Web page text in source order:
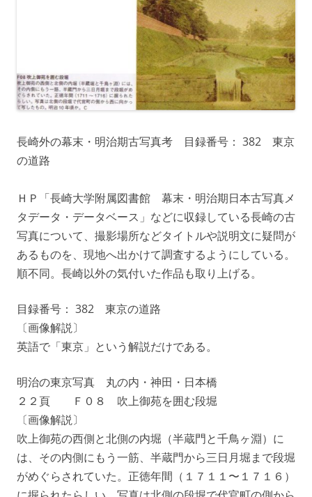
長崎外の幕末・明治期古写真考 目録番号： 382 東京
の道路
ＨＰ「長崎大学附属図書館 幕末・明治期日本古写真メ
タデータ・データベース」などに収録している長崎の古
写真について、撮影場所などタイトルや説明文に疑問が
あるものを、現地へ出かけて調査するようにしている。
順不同。長崎以外の気付いた作品も取り上げる。
目録番号： 382 東京の道路
〔画像解説〕
英語で「東京」という解説だけである。
明治の東京写真 丸の内・神田・日本橋
２２頁 Ｆ０８ 吹上御苑を囲む段堀
〔画像解説〕
吹上御苑の西側と北側の内堀（半蔵門と千鳥ヶ淵）に
は、その内側にもう一筋、半蔵門から三日月堀まで段堀
がめぐらされていた。正徳年間（１７１１〜１７１６）